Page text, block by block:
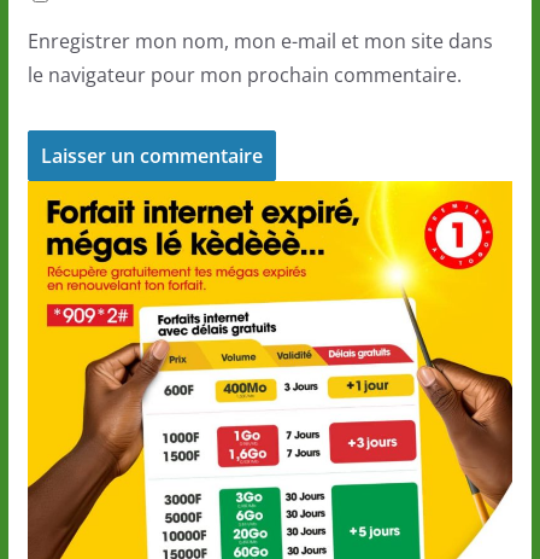
Enregistrer mon nom, mon e-mail et mon site dans
le navigateur pour mon prochain commentaire.